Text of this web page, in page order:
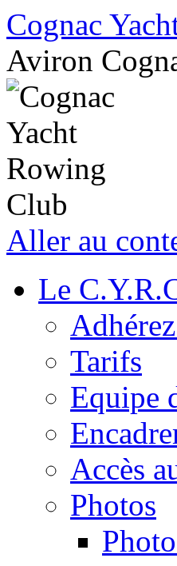
Cognac
Aviron
Aller au
Le
Tarifs
Equipe
Accès
Photos